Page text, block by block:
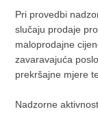
Pri provedbi
slučaju prodaje
maloprodajne
zavaravajuća
prekršajne mjere
Nadzorne